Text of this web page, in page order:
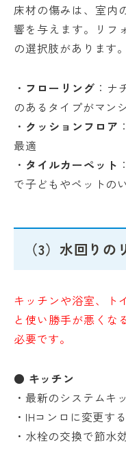
床材の傷みは、室内
響を与えます。リフ
の選択肢があります。
・ フローリング ：ナ
のあるタイプがマン
・ クッションフロア
最適
・ タイルカーペット
で子どもやペットの
（3）水回りの
キッチンや浴室、ト
と使い勝手が悪くな
必要です。
● キッチン
・最新のシステムキ
・IHコンロに変更す
・水栓の交換で節水